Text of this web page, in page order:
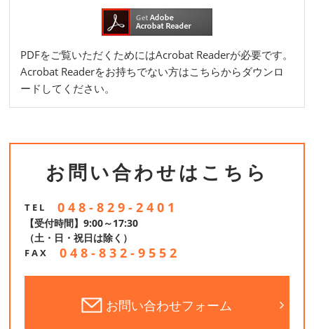
PDFをご覧いただくためにはAcrobat Readerが必要です。
Acrobat Readerをお持ちでない方はこちらからダウンロ
ードしてください。
お問い合わせは こちら
TEL 048-829-2401
【受付時間】9:00～17:30
（土・日・祝日は除く）
FAX 048-832-9552
お問い合わせフォーム